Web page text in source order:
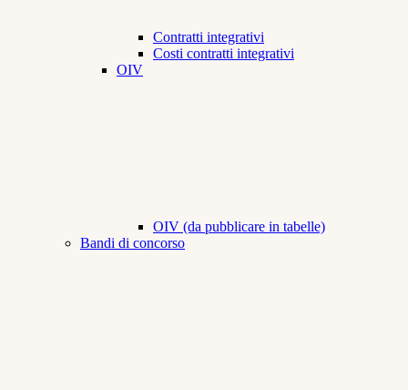
Contratti integrativi
Costi contratti integrativi
OIV
OIV (da pubblicare in tabelle)
Bandi di concorso